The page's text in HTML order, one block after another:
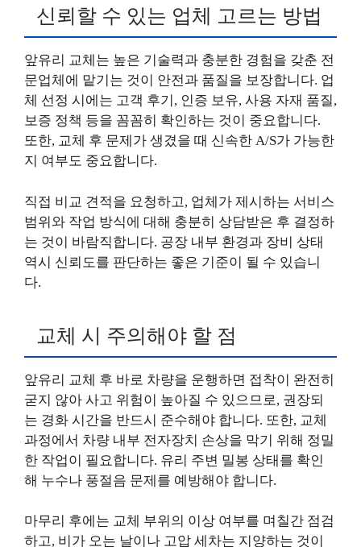
신뢰할 수 있는 업체 고르는 방법
앞유리 교체는 높은 기술력과 충분한 경험을 갖춘 전
문업체에 맡기는 것이 안전과 품질을 보장합니다. 업
체 선정 시에는 고객 후기, 인증 보유, 사용 자재 품질,
보증 정책 등을 꼼꼼히 확인하는 것이 중요합니다.
또한, 교체 후 문제가 생겼을 때 신속한 A/S가 가능한
지 여부도 중요합니다.
직접 비교 견적을 요청하고, 업체가 제시하는 서비스
범위와 작업 방식에 대해 충분히 상담받은 후 결정하
는 것이 바람직합니다. 공장 내부 환경과 장비 상태
역시 신뢰도를 판단하는 좋은 기준이 될 수 있습니
다.
교체 시 주의해야 할 점
앞유리 교체 후 바로 차량을 운행하면 접착이 완전히
굳지 않아 사고 위험이 높아질 수 있으므로, 권장되
는 경화 시간을 반드시 준수해야 합니다. 또한, 교체
과정에서 차량 내부 전자장치 손상을 막기 위해 정밀
한 작업이 필요합니다. 유리 주변 밀봉 상태를 확인
해 누수나 풍절음 문제를 예방해야 합니다.
마무리 후에는 교체 부위의 이상 여부를 며칠간 점검
하고, 비가 오는 날이나 고압 세차는 지양하는 것이